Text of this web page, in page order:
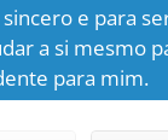
e para
a si mesmo
para mim.